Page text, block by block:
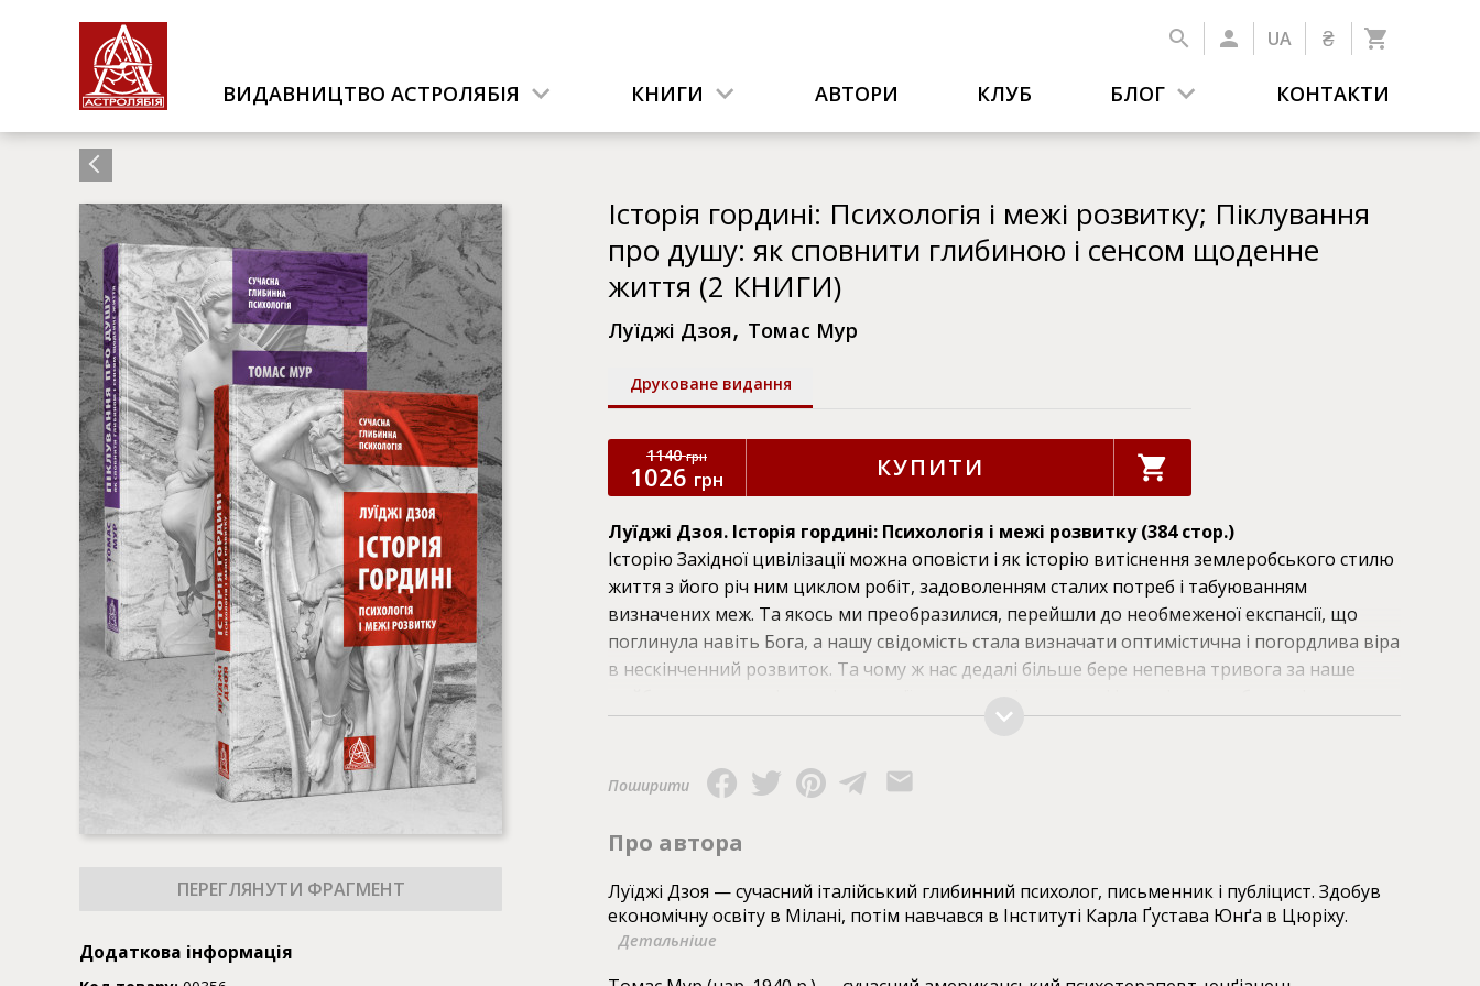
UA ₴
ВИДАВНИЦТВО АСТРОЛЯБІЯ КНИГИ АВТОРИ КЛУБ БЛОГ КОНТАКТИ
Додаткова інформація
Історія гордині: Психологія і межі розвитку; Піклування
про душу: як сповнити глибиною і сенсом щоденне
життя (2 КНИГИ)
Луїджі Дзоя, Томас Мур
Друковане видання
1140грн
1026 грн КУПИТИ
Луїджі Дзоя. Історія гордині: Психологія і межі розвитку (384 стор.)
Історію Західної цивілізації можна оповісти і як історію витіснення землеробського стилю
життя з його річ ним циклом робіт, задоволенням сталих потреб і табуюванням
визначених меж. Та якось ми преобразилися, перейшли до необмеженої експансії, що
поглинула навіть Бога, а нашу свідомість стала визначати оптимістична і погордлива віра
в нескінченний розвиток. Та чому ж нас дедалі більше бере непевна тривога за наше
кінотеатрів і видавництв? Аби дати відповідь на це питання, на думку автора книги, нам
зі старогрецької міфології та літератури приховану в них мудрість про гординю і
Томас Мур. Піклування про душу: як сповнити глибиною і сенсом щоденне життя
(448 стор.)
«Піклування про душу» — бестселер сучасного американського психотерапевта, монаха в
Поширити
Про автора
Луїджі Дзоя — сучасний італійський глибинний психолог, письменник і публіцист. Здобув
економічну освіту в Мілані, потім навчався в Інституті Карла Ґустава Юнґа в Цюріху.
Детальніше